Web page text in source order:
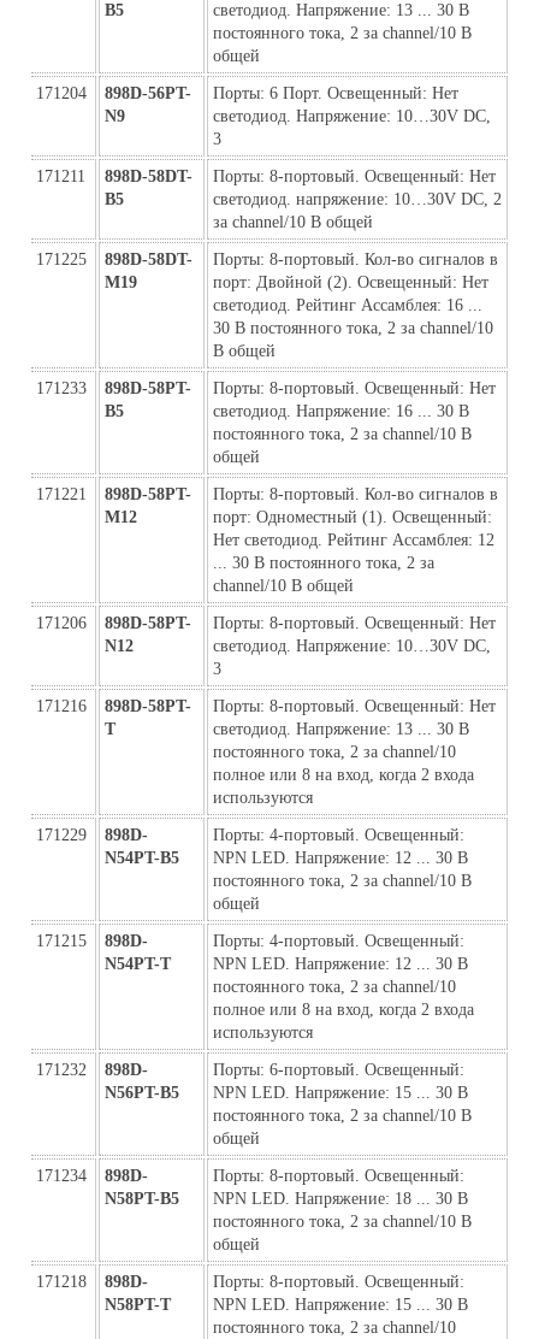
B5
светодиод. Напряжение: 13 ... 30 В
постоянного тока, 2 за channel/10 В
общей
171204
898D-56PT-
N9
Порты: 6 Порт. Освещенный: Нет
светодиод. Напряжение: 10…30V DC,
3
171211
898D-58DT-
B5
Порты: 8-портовый. Освещенный: Нет
светодиод. напряжение: 10…30V DC, 2
за channel/10 В общей
171225
898D-58DT-
M19
Порты: 8-портовый. Кол-во сигналов в
порт: Двойной (2). Освещенный: Нет
светодиод. Рейтинг Ассамблея: 16 ...
30 В постоянного тока, 2 за channel/10
В общей
171233
898D-58PT-
B5
Порты: 8-портовый. Освещенный: Нет
светодиод. Напряжение: 16 ... 30 В
постоянного тока, 2 за channel/10 В
общей
171221
898D-58PT-
M12
Порты: 8-портовый. Кол-во сигналов в
порт: Одноместный (1). Освещенный:
Нет светодиод. Рейтинг Ассамблея: 12
... 30 В постоянного тока, 2 за
channel/10 В общей
171206
898D-58PT-
N12
Порты: 8-портовый. Освещенный: Нет
светодиод. Напряжение: 10…30V DC,
3
171216
898D-58PT-
Т
Порты: 8-портовый. Освещенный: Нет
светодиод. Напряжение: 13 ... 30 В
постоянного тока, 2 за channel/10
полное или 8 на вход, когда 2 входа
используются
171229
898D-
N54PT-B5
Порты: 4-портовый. Освещенный:
NPN LED. Напряжение: 12 ... 30 В
постоянного тока, 2 за channel/10 В
общей
171215
898D-
N54PT-Т
Порты: 4-портовый. Освещенный:
NPN LED. Напряжение: 12 ... 30 В
постоянного тока, 2 за channel/10
полное или 8 на вход, когда 2 входа
используются
171232
898D-
N56PT-B5
Порты: 6-портовый. Освещенный:
NPN LED. Напряжение: 15 ... 30 В
постоянного тока, 2 за channel/10 В
общей
171234
898D-
N58PT-B5
Порты: 8-портовый. Освещенный:
NPN LED. Напряжение: 18 ... 30 В
постоянного тока, 2 за channel/10 В
общей
171218
898D-
N58PT-Т
Порты: 8-портовый. Освещенный:
NPN LED. Напряжение: 15 ... 30 В
постоянного тока, 2 за channel/10